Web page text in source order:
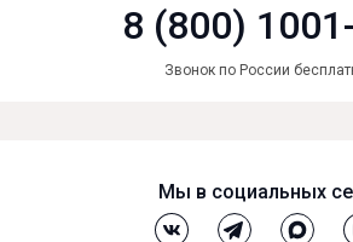
8 (800)
Звонок по России
Мы в социальных